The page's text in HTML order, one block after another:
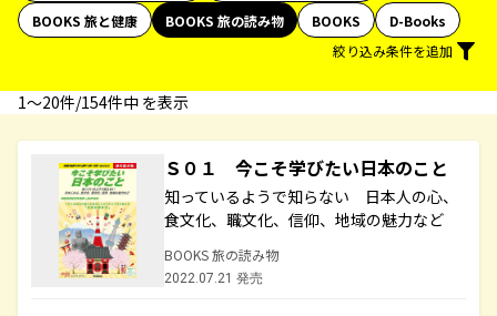
BOOKS 旅と健康
BOOKS 旅の読み物 BOOKS
D-Books
絞り込み条件を追加
1〜20件/154件中 を表示
Ｓ０１ 今こそ学びたい日本のこと
知っているようで知らない 日本人の心、
食文化、職文化、信仰、地域の魅力など
BOOKS 旅の読み物
2022.07.21 発売